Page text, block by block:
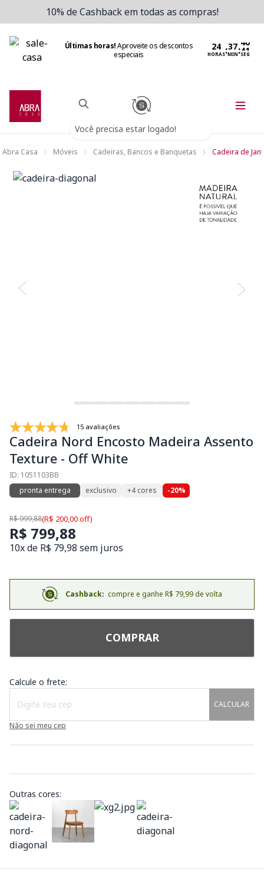
10% de Cashback em todas as compras!
Últimas horas!Aproveite os descontos
especiais
HORAS:MIN:SEG
Você precisa estar logado!
Abra Casa Móveis Cadeiras, Bancos e Banquetas Cadeira de
15 avaliações
Cadeira Nord Encosto Madeira Assento
Texture - Off White
ID: 1051103BB
pronta entrega
exclusivo +4 cores -20%
R$ 999,88(R$ 200,00 off)
R$ 799,88
10x de R$ 79,98 sem juros
Cashback: compre e ganhe R$ 79,99 de volta
COMPRAR
Calcule o frete:
CALCULAR
Não sei meu cep
Outras cores: